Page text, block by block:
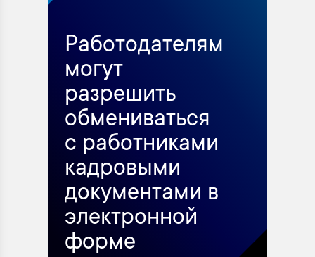
Работодателям
могут
разрешить
обмениваться
с работниками
кадровыми
документами в
электронной
форме